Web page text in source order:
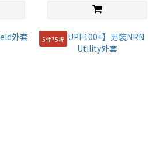
5件75折